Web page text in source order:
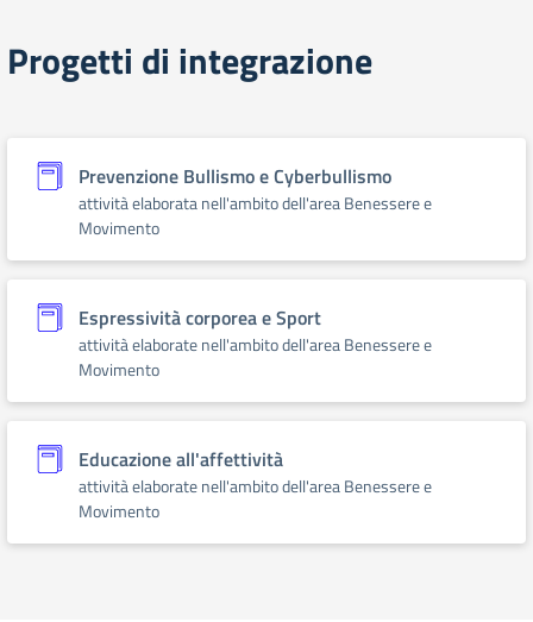
Progetti di integrazione
Prevenzione Bullismo e Cyberbullismo
attività elaborata nell'ambito dell'area Benessere e
Movimento
Espressività corporea e Sport
attività elaborate nell'ambito dell'area Benessere e
Movimento
Educazione all'affettività
attività elaborate nell'ambito dell'area Benessere e
Movimento